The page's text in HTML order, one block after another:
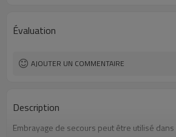
Évaluation
AJOUTER UN COMMENTAIRE
Description
Embrayage de secours peut être utilisé dans